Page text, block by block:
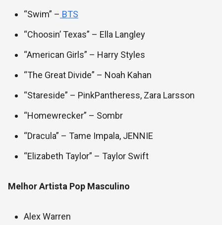
“Swim” – BTS
“Choosin’ Texas” – Ella Langley
“American Girls” – Harry Styles
“The Great Divide” – Noah Kahan
“Stareside” – PinkPantheress, Zara Larsson
“Homewrecker” – Sombr
“Dracula” – Tame Impala, JENNIE
“Elizabeth Taylor” – Taylor Swift
Melhor Artista Pop Masculino
Alex Warren